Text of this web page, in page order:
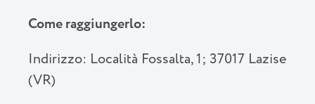
Come raggiungerlo:
Indirizzo: Località Fossalta, 1; 37017 Lazise
(VR)